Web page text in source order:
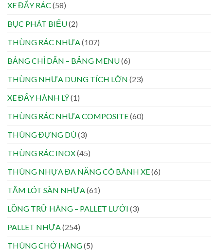
XE ĐẨY RÁC (58)
BỤC PHÁT BIỂU(2)
THÙNG RÁC NHỰA(107)
BẢNG CHỈ DẪN – BẢNG MENU(6)
THÙNG NHỰA DUNG TÍCH LỚN (23)
XE ĐẨY HÀNH LÝ(1)
THÙNG RÁC NHỰA COMPOSITE(60)
THÙNG ĐỰNG DÙ(3)
THÙNG RÁC INOX(45)
THÙNG NHỰA ĐA NĂNG CÓ BÁNH XE(6)
TẤM LÓT SÀN NHỰA(61)
LỒNG TRỮ HÀNG – PALLET LƯỚI (3)
PALLET NHỰA(254)
THÙNG CHỞ HÀNG(5)